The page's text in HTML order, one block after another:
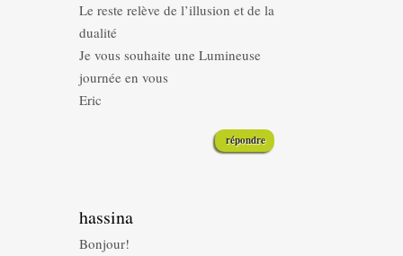
Le reste relève de l’illusion et de la
dualité
Je vous souhaite une Lumineuse
journée en vous
Eric
répondre
hassina
Bonjour!